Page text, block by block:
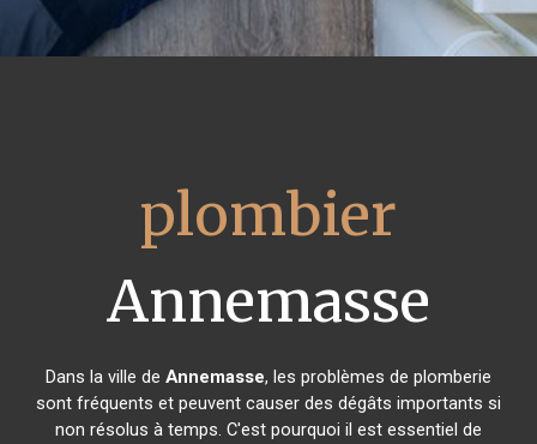
plombier
Annemasse
Dans la ville de Annemasse, les problèmes de plomberie
sont fréquents et peuvent causer des dégâts importants si
non résolus à temps. C'est pourquoi il est essentiel de